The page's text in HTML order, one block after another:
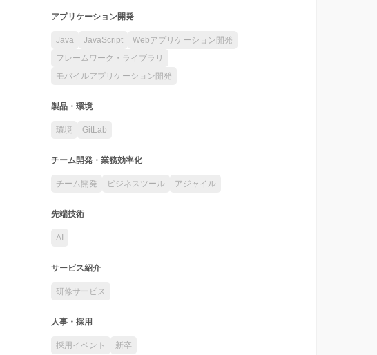
アプリケーション開発
Java JavaScript
Webアプリケーション開発
フレームワーク・ライブラリ
モバイルアプリケーション開発
製品・環境
環境 GitLab
チーム開発・業務効率化
チーム開発 ビジネスツール アジャイル
先端技術
AI
サービス紹介
研修サービス
人事・採用
採用イベント 新卒